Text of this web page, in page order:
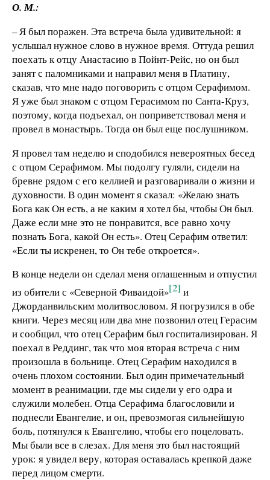
О. М.:
– Я был поражен. Эта встреча была удивительной: я
услышал нужное слово в нужное время. Оттуда решил
поехать к отцу Анастасию в Пойнт-Рейс, но он был
занят с паломниками и направил меня в Платину,
сказав, что мне надо поговорить с отцом Серафимом.
Я уже был знаком с отцом Герасимом по Санта-Круз,
поэтому, когда подъехал, он поприветствовал меня и
провел в монастырь. Тогда он был еще послушником.
Я провел там неделю и сподобился невероятных бесед
с отцом Серафимом. Мы подолгу гуляли, сидели на
бревне рядом с его келлией и разговаривали о жизни и
духовности. В один момент я сказал: «Желаю знать
Бога как Он есть, а не каким я хотел бы, чтобы Он был.
Даже если мне это не понравится, все равно хочу
познать Бога, какой Он есть». Отец Серафим ответил:
«Если ты искренен, то Он тебе откроется».
В конце недели он сделал меня оглашенным и отпустил
из обители с «Северной Фиваидой»[2] и
Джорданвильским молитвословом. Я погрузился в обе
книги. Через месяц или два мне позвонил отец Герасим
и сообщил, что отец Серафим был госпитализирован. Я
поехал в Реддинг, так что моя вторая встреча с ним
произошла в больнице. Отец Серафим находился в
очень плохом состоянии. Был один примечательный
момент в реанимации, где мы сидели у его одра и
служили молебен. Отца Серафима благословили и
поднесли Евангелие, и он, превозмогая сильнейшую
боль, потянулся к Евангелию, чтобы его поцеловать.
Мы были все в слезах. Для меня это был настоящий
урок: я увидел веру, которая оставалась крепкой даже
перед лицом смерти.